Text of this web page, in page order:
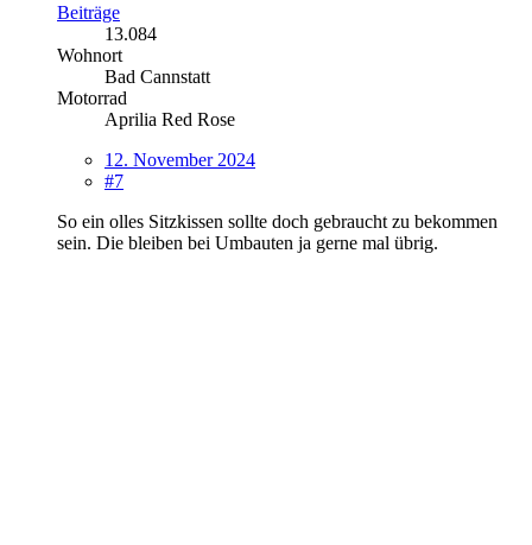
Beiträge
13.084
Wohnort
Bad Cannstatt
Motorrad
Aprilia Red Rose
12. November 2024
#7
So ein olles Sitzkissen sollte doch gebraucht zu bekommen
sein. Die bleiben bei Umbauten ja gerne mal übrig.